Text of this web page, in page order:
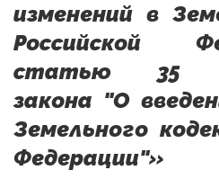
изменений в
Российской
статью 35
закона "О
Земельного
Федерации"»